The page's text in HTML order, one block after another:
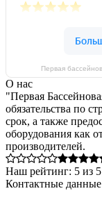
Первая
О нас
"Первая
обязательства по
срок, а также
оборудования как
производителей.
Наш рейтинг: 5 из 5
Контактные данные